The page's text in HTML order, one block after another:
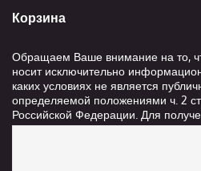
Корзина
Обращаем Ваше внимание на то,
носит исключительно
каких условиях не является
определяемой положениями ч. 2
Российской Федерации. Для
информации о стоимости и сроках